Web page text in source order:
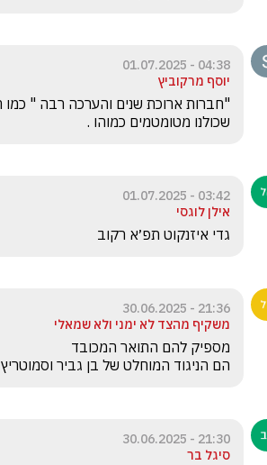
04:38 - 01.07.2025
יוסף מרקוביץ
שכולנו מטומטמים כמוהו .
03:42 - 01.07.2025
אילן לוגסי
גדי איזנקוט תפ׳א רקוב
21:36 - 30.06.2025
משקיף מהצד לא ימני ולא שמאלי
הם הניגוד המוחלט של בן גביר וסמוטריץ
21:30 - 30.06.2025
סיגל בר